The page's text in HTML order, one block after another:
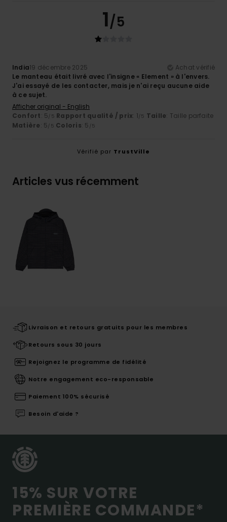
1/5
India19 décembre 2025
Achat vérifié
Le manteau était livré avec l'insigne « Element » à l'envers.
J'ai essayé de les contacter, mais je n'ai reçu aucune aide
à ce sujet.
Afficher original - English
Confort: 5/5 Rapport qualité / prix: 1/5 Taille: Taille parfaite
Matière: 5/5 Coloris: 5 /5
Vérifié par TrustVille
Articles vus récemment
Livraison et retours gratuits pour les membres
Retours sous 30 jours
Rejoignez le programme de fidélité
Notre engagement eco-responsable
Paiement 100% sécurisé
Besoin d'aide ?
15% SUR VOTRE
PREMIÈRE COMMANDE*